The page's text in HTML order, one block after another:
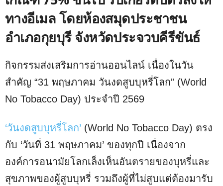
ทางอีเมล โดยห้องสมุดประชาชน
อำเภอกุยบุรี จังหวัดประจวบคีรีขันธ์
กิจกรรมส่งเสริมการอ่านออนไลน์ เนื่องในวัน
สำคัญ “31 พฤษภาคม วันงดสูบบุหรี่โลก” (World
No Tobacco Day) ประจำปี 2569
‘วันงดสูบบุหรี่โลก’ (World No Tobacco Day) ตรง
กับ ‘วันที่ 31 พฤษภาคม’ ของทุกปี เนื่องจาก
องค์การอนามัยโลกเล็งเห็นอันตรายของบุหรี่และ
สุขภาพของผู้สูบบุหรี่ รวมถึงผู้ที่ไม่สูบแต่ต้องมารับ